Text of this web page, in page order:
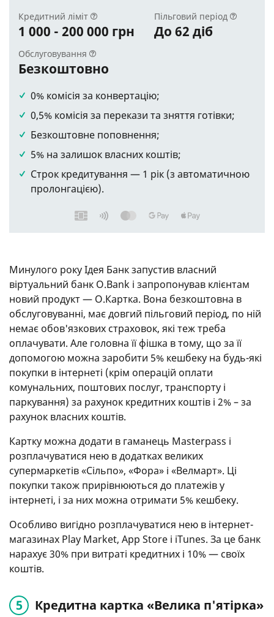
Кредитний ліміт
1 000 - 200 000 грн
Пільговий період
До 62 діб
Обслуговування
Безкоштовно
0% комісія за конвертацію;
0,5% комісія за перекази та зняття готівки;
Безкоштовне поповнення;
5% на залишок власних коштів;
Строк кредитування — 1 рік (з автоматичною
пролонгацією).
Минулого року Ідея Банк запустив власний
віртуальний банк O.Bank і запропонував клієнтам
новий продукт — O.Картка. Вона безкоштовна в
обслуговуванні, має довгий пільговий період, по ній
немає обов'язкових страховок, які теж треба
оплачувати. Але головна її фішка в тому, що за її
допомогою можна заробити 5% кешбеку на будь-які
покупки в інтернеті (крім операцій оплати
комунальних, поштових послуг, транспорту і
паркування) за рахунок кредитних коштів і 2% – за
рахунок власних коштів.
Картку можна додати в гаманець Masterpass і
розплачуватися нею в додатках великих
супермаркетів «Сільпо», «Фора» і «Велмарт». Ці
покупки також прирівнюються до платежів у
інтернеті, і за них можна отримати 5% кешбеку.
Особливо вигідно розплачуватися нею в інтернет-
магазинах Play Market, App Store і iTunes. За це банк
нарахує 30% при витраті кредитних і 10% — своїх
коштів.
Кредитна картка «Велика п'ятірка»